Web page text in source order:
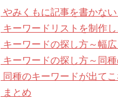
やみくもに記事を書かな
キーワードリストを制作
キーワードの探し方～幅
キーワードの探し方～同
同種のキーワードが出て
まとめ